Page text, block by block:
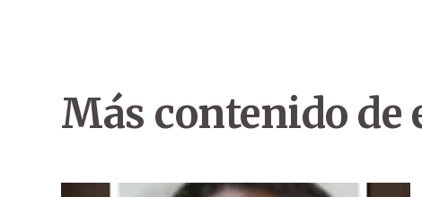
Más contenido de